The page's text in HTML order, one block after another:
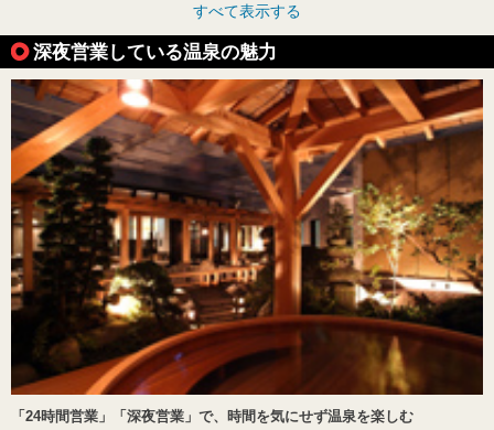
すべて表示する
深夜営業している温泉の魅力
「24時間営業」「深夜営業」で、時間を気にせず温泉を楽しむ